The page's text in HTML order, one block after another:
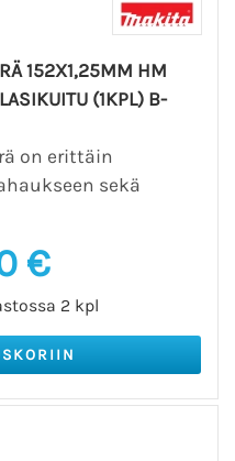
152X1,25MM HM
(1KPL) B-
on erittäin
sekä
€
2 kpl